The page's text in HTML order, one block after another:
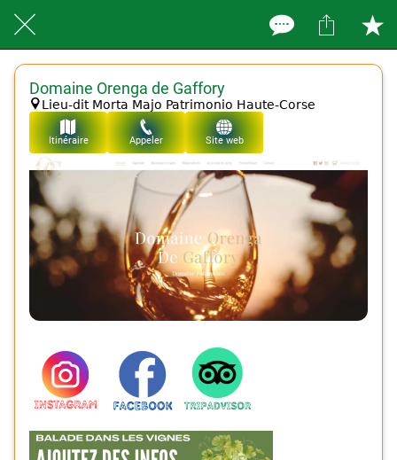
Domaine Orenga de Gaffory
Lieu-dit Morta Majo Patrimonio Haute-Corse
Itinéraire Appeler Site web